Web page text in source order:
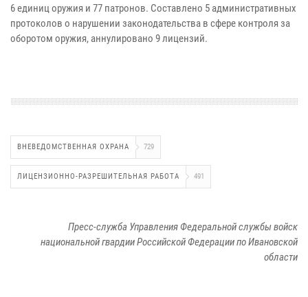
6 единиц оружия и 77 патронов. Составлено 5 административных
протоколов о нарушении законодательства в сфере контроля за
оборотом оружия, аннулировано 9 лицензий.
ВНЕВЕДОМСТВЕННАЯ ОХРАНА 729
ЛИЦЕНЗИОННО-РАЗРЕШИТЕЛЬНАЯ РАБОТА 491
Пресс-служба Управления Федеральной службы войск
национальной гвардии Российской Федерации по Ивановской
области